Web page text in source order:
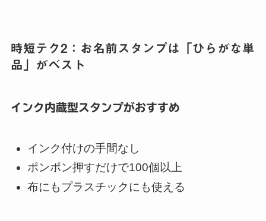
時短テク2：お名前スタンプは「ひらがな単
品」がベスト
インク内蔵型スタンプがおすすめ
インク付けの手間なし
ポンポン押すだけで100個以上
布にもプラスチックにも使える